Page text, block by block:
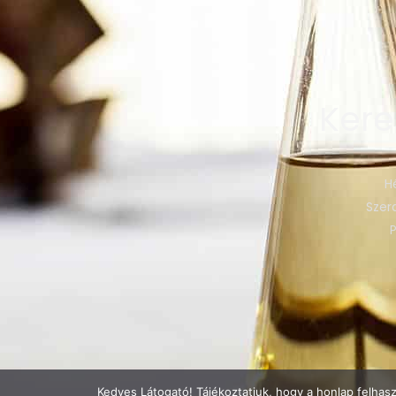
Kedves Látogató! Tájékoztatjuk, hogy a honlap